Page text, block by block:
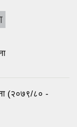
(२०७९/८० -